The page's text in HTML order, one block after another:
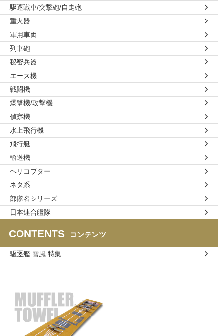
駆逐戦車/突撃砲/自走砲
重火器
軍用車両
列車砲
秘密兵器
エース機
戦闘機
爆撃機/攻撃機
偵察機
水上飛行機
飛行艇
輸送機
ヘリコプター
ネタ系
部隊名シリーズ
日本連合艦隊
CONTENTS コンテンツ
駆逐艦 雪風 特集